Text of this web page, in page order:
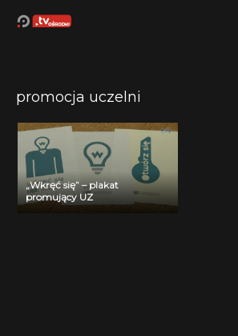
promocja uczelni
„Wkręć się” – plakat
promujący UZ